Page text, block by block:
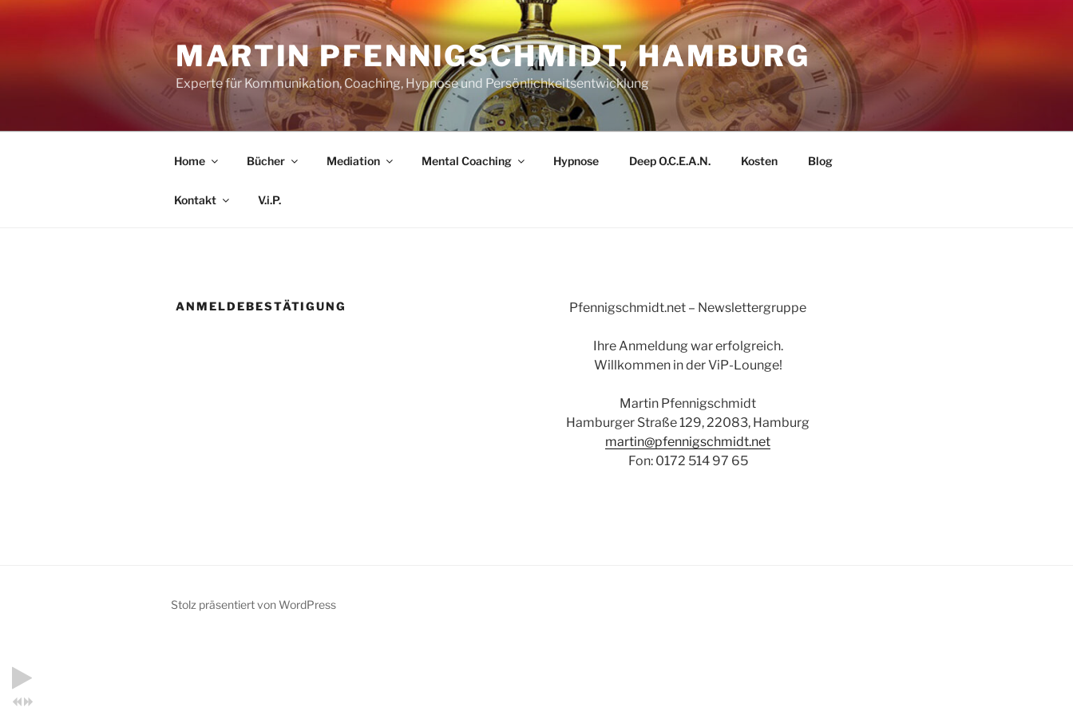
MARTIN PFENNIGSCHMIDT, HAMBURG
Experte für Kommunikation, Coaching, Hypnose und Persönlichkeitsentwicklung
Home Bücher Mediation Mental Coaching Hypnose Deep O.C.E.A.N. Kosten Blog
Kontakt V.i.P.
ANMELDEBESTÄTIGUNG Pfennigschmidt.net – Newslettergruppe
Ihre Anmeldung war erfolgreich.
Willkommen in der ViP-Lounge!
Martin Pfennigschmidt
Hamburger Straße 129, 22083, Hamburg
martin@pfennigschmidt.net
Fon: 0172 514 97 65
Stolz präsentiert von WordPress